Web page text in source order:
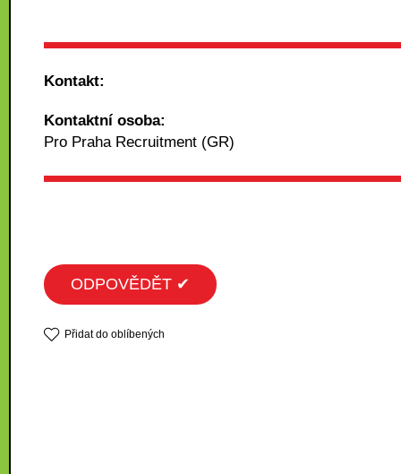
Kontakt:
Kontaktní osoba:
Pro Praha Recruitment (GR)
ODPOVĚDĚT ✔
Přidat do oblíbených